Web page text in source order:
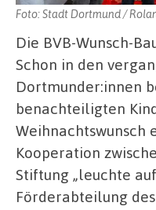
Foto: Stadt Dortmund /
Die BVB-Wunsch-
Schon in den
Dortmunder:innen
benachteiligten
Weihnachtswunsch
Kooperation
Stiftung „leuchte
Förderabteilung